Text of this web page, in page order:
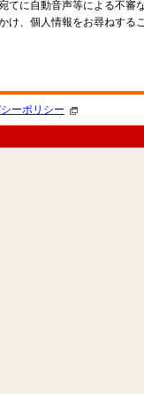
てに自動音声等による不審
け、個人情報をお尋ねする
ーポリシー